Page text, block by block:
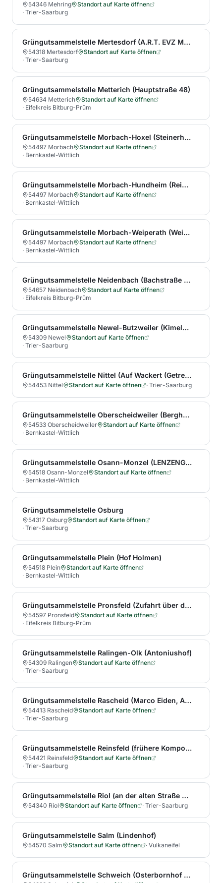
54346 Mehring
Standort auf Karte öffnen
· Trier-Saarburg
Grüngutsammelstelle Mertesdorf (A.R.T. EVZ Mertesdorf, Unter dem Galdberg 1)
54318 Mertesdorf
Standort auf Karte öffnen
· Trier-Saarburg
Grüngutsammelstelle Metterich (Hauptstraße 48)
54634 Metterich
Standort auf Karte öffnen
· Eifelkreis Bitburg-Prüm
Grüngutsammelstelle Morbach-Hoxel (Steinerhof)
54497 Morbach
Standort auf Karte öffnen
· Bernkastel-Wittlich
Grüngutsammelstelle Morbach-Hundheim (Reinhardshof)
54497 Morbach
Standort auf Karte öffnen
· Bernkastel-Wittlich
Grüngutsammelstelle Morbach-Weiperath (Weiperath 58)
54497 Morbach
Standort auf Karte öffnen
· Bernkastel-Wittlich
Grüngutsammelstelle Neidenbach (Bachstraße 14)
54657 Neidenbach
Standort auf Karte öffnen
· Eifelkreis Bitburg-Prüm
Grüngutsammelstelle Newel-Butzweiler (Kimelstraße 1)
54309 Newel
Standort auf Karte öffnen
· Trier-Saarburg
Grüngutsammelstelle Nittel (Auf Wackert (Getreidelager oberhalb Windhof, Zufahrt über die L 135))
54453 Nittel Standort auf Karte öffnen · Trier-Saarburg
Grüngutsammelstelle Oberscheidweiler (Berghof)
54533 Oberscheidweiler
Standort auf Karte öffnen
· Bernkastel-Wittlich
Grüngutsammelstelle Osann-Monzel (LENZENGRABEN - aus Osann kommend über Straße "Am Weisenstein" auf Wirtschaftsweg, Sammelstelle liegt nach ca. 670 m auf der linken Seite)
54518 Osann-Monzel
Standort auf Karte öffnen
· Bernkastel-Wittlich
Grüngutsammelstelle Osburg
54317 Osburg
Standort auf Karte öffnen
· Trier-Saarburg
Grüngutsammelstelle Plein (Hof Holmen)
54518 Plein
Standort auf Karte öffnen
· Bernkastel-Wittlich
Grüngutsammelstelle Pronsfeld (Zufahrt über die Bahnhofstr./ Bauhof der Gemeinde Pronsfeld)
54597 Pronsfeld
Standort auf Karte öffnen
· Eifelkreis Bitburg-Prüm
Grüngutsammelstelle Ralingen-Olk (Antoniushof)
54309 Ralingen
Standort auf Karte öffnen
· Trier-Saarburg
Grüngutsammelstelle Rascheid (Marco Eiden, Anfahrt: Anfahrt: aus Rascheid kommend auf der K 95 Richtung B 52, nach etwa 500 m links abbiegen, noch etwa 200 m auf dem asphaltierten Feldweg bis zur Samm
54413 Rascheid
Standort auf Karte öffnen
· Trier-Saarburg
Grüngutsammelstelle Reinsfeld (frühere Kompostierungsanlage der Gemeinde Reinsfeld, Verlängerung der Straße Im Hof, die Sammelstelle liegt ca. 500 m hinter dem Ortsausgang)
54421 Reinsfeld
Standort auf Karte öffnen
· Trier-Saarburg
Grüngutsammelstelle Riol (an der alten Straße Richtung Rioler Mühle, 200 m nach dem Ortsausgang)
54340 Riol Standort auf Karte öffnen · Trier-Saarburg
Grüngutsammelstelle Salm (Lindenhof)
54570 Salm Standort auf Karte öffnen · Vulkaneifel
Grüngutsammelstelle Schweich (Osterbornhof 1 (Nähe Leinenhof))